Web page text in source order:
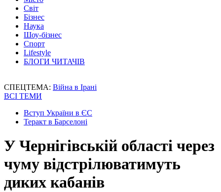
Світ
Бізнес
Наука
Шоу-бізнес
Спорт
Lifestyle
БЛОГИ ЧИТАЧІВ
СПЕЦТЕМА: Війна в Ірані
ВСІ ТЕМИ
Вступ України в ЄС
Теракт в Барселоні
У Чернігівській області через
чуму відстрілюватимуть
диких кабанів